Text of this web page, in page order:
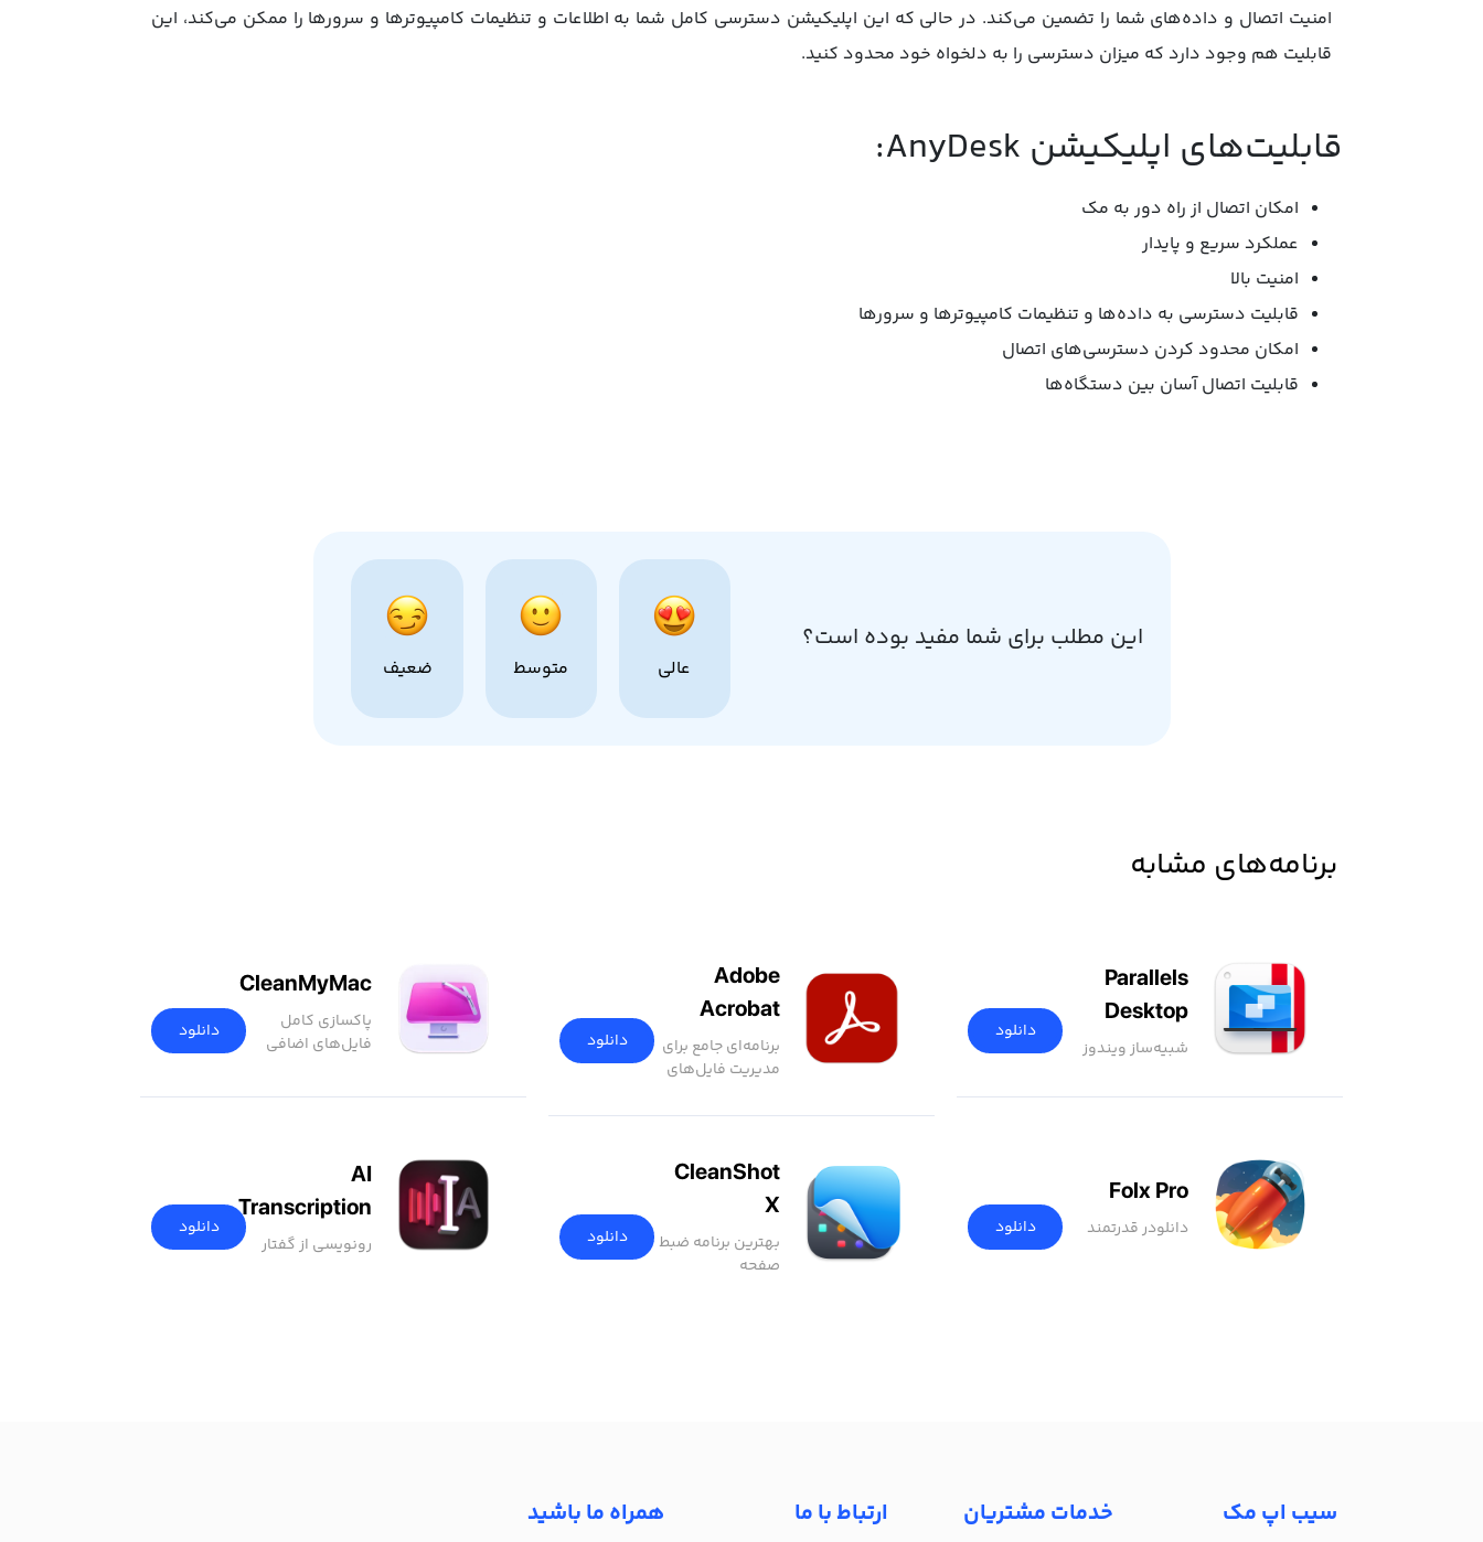
امنیت اتصال و داده‌های شما را تضمین می‌کند. در حالی که این اپلیکیشن دسترسی کامل شما به اطلاعات و تنظیمات کامپیوترها و سرورها را ممکن می‌کند، این
قابلیت هم وجود دارد که میزان دسترسی را به دلخواه خود محدود کنید.
قابلیت‌های اپلیکیشن AnyDesk:
امکان اتصال از راه دور به مک
عملکرد سریع و پایدار
امنیت بالا
قابلیت دسترسی به داده‌ها و تنظیمات کامپیوترها و سرورها
امکان محدود کردن دسترسی‌های اتصال
قابلیت اتصال آسان بین دستگاه‌ها
این مطلب برای شما مفید بوده است؟
عالی متوسط ضعیف
برنامه‌های مشابه
Parallels
Desktop
شبیه‌ساز ویندوز
دانلود
Adobe
Acrobat
برنامه‌ای جامع برای
مدیریت فایل‌های
دانلود
CleanMyMac
پاکسازی کامل
فایل‌های اضافی
دانلود
Folx Pro
دانلودر قدرتمند دانلود
CleanShot
X
بهترین برنامه ضبط
صفحه
دانلود
AI
Transcription
رونویسی از گفتار
دانلود
سیب اپ مک خدمات مشتریان ارتباط با ما همراه ما باشید